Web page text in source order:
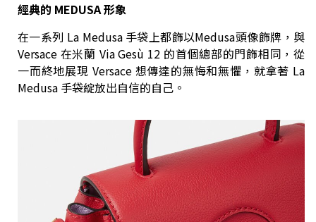
經典的 MEDUSA 形象
在一系列 La Medusa 手袋上都飾以Medusa頭像飾牌，與
Versace 在米蘭 Via Gesù 12 的首個總部的門飾相同，從
一而終地展現 Versace 想傳達的無悔和無懼，就拿著 La
Medusa 手袋綻放出自信的自己。